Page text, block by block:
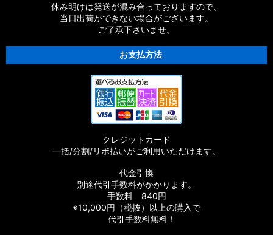
休み明けは発送が混み合っておりますので、
当日出荷ができない場合がございます。
ご了承下さいませ。
お支払方法
クレジットカード
一括/分割/リボ払いがご利用いただけます。
代金引換
別途代引手数料がかかります。
手数料 840円
※10,000円（税抜）以上の購入で
代引手数料無料！